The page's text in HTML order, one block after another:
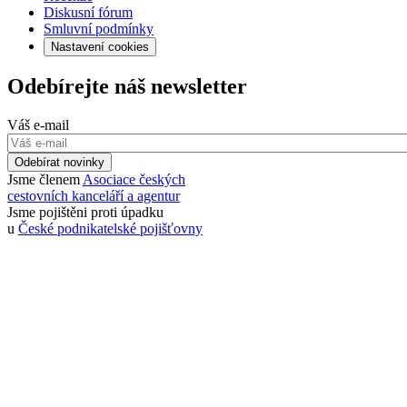
Diskusní fórum
Smluvní podmínky
Nastavení cookies
Odebírejte náš newsletter
Váš e-mail
Odebírat novinky
Jsme členem Asociace českých
cestovních kanceláří a agentur
Jsme pojištěni proti úpadku
u České podnikatelské pojišťovny